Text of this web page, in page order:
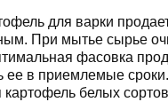
для варки
При мытье сырье
фасовка
ее в приемлемые
картофель белых